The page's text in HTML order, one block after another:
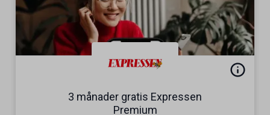
3 månader gratis Expressen
Premium